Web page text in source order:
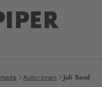
Autor:innen Juli Sand